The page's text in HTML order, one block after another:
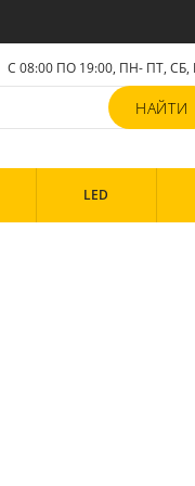
С 08:00 ПО 19:00, ПН- ПТ,СБ,
LED